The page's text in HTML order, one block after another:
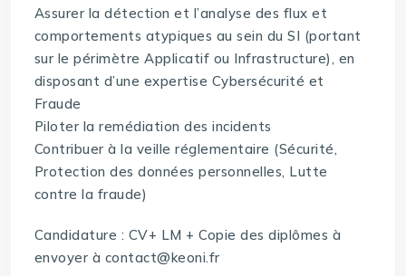
Assurer la détection et l’analyse des flux et
comportements atypiques au sein du SI (portant
sur le périmètre Applicatif ou Infrastructure), en
disposant d’une expertise Cybersécurité et
Fraude
Piloter la remédiation des incidents
Contribuer à la veille réglementaire (Sécurité,
Protection des données personnelles, Lutte
contre la fraude)
Candidature : CV+ LM + Copie des diplômes à
envoyer à contact@keoni.fr